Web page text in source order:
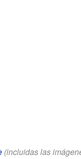
(incluidas las